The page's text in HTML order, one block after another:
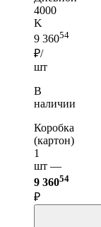
4000
K
9 36054
₽/
шт
В
наличии
Коробка
(картон)
1
шт —
9 36054
₽